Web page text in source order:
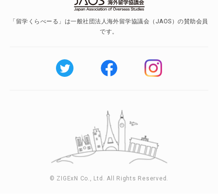
「留学くらべーる」は一般社団法人海外留学協議会（JAOS）の賛助会員
です。
© ZIGExN Co., Ltd. All Rights Reserved.